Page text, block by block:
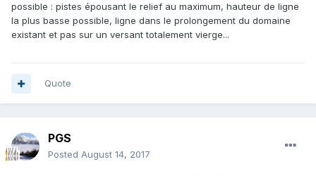
possible : pistes épousant le relief au maximum, hauteur de ligne
la plus basse possible, ligne dans le prolongement du domaine
existant et pas sur un versant totalement vierge...
Quote
PGS
Posted August 14, 2017